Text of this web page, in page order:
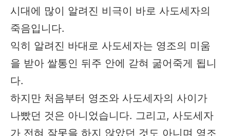
시대에 많이 알려진 비극이 바로 사도세자의
죽음입니다.​
익히 알려진 바대로 사도세자는 영조의 미움
을 받아 쌀통인 뒤주 안에 갇혀 굶어죽게 됩니
다.
하지만 처음부터 영조와 사도세자의 사이가
나빴던 것은 아니었습니다. 그리고, 사도세자
가 전혀 잘못을 하지 않았던 것도 아니며 영조